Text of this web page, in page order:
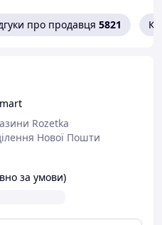
про продавця 5821
Rozetka
Нової Пошти
за умови)